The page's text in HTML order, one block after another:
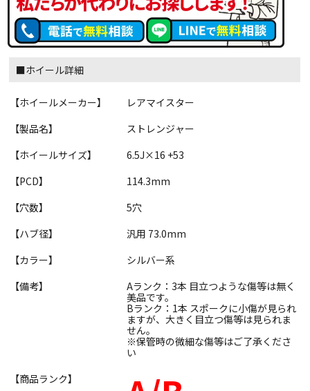
■ホイール詳細
【ホイールメーカー】
レアマイスター
【製品名】
ストレンジャー
【ホイールサイズ】
6.5J×16 +53
【PCD】
114.3mm
【穴数】
5穴
【ハブ径】
汎用 73.0mm
【カラー】
シルバー系
【備考】
Aランク：3本 目立つような傷等は無く
美品です。
Bランク：1本 スポークに小傷が見られ
ますが、大きく目立つ傷等は見られま
せん。
※保管時の微細な傷等はご了承くださ
い
【商品ランク】